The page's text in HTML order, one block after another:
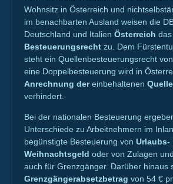
Wohnsitz in Österreich und
im benachbarten Ausland weisen die
Deutschland und Italien Österreich das
Besteuerungsrecht zu. Dem
steht ein Quellenbesteuerungsrecht
eine Doppelbesteuerung wird in
Anrechnung dereinbehaltenen
verhindert.
Bei der nationalen Besteuerung
Unterschiede zu Arbeitnehmern im
begünstigte Besteuerung von Urlaubs-
Weihnachtsgeld oder von Zulagen
auch für Grenzgänger. Darüber hinaus
Grenzgängerabsetzbetrag von 54 €